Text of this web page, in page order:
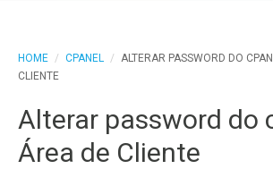
HOME / CPANEL / ALTERAR PASSWORD DO
CLIENTE
Alterar password do
Área de Cliente